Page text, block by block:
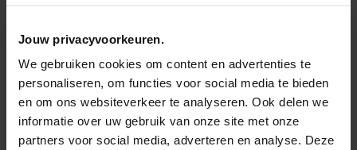
Jouw privacyvoorkeuren.
We gebruiken cookies om content en advertenties te
personaliseren, om functies voor social media te bieden
en om ons websiteverkeer te analyseren. Ook delen we
informatie over uw gebruik van onze site met onze
partners voor social media, adverteren en analyse. Deze